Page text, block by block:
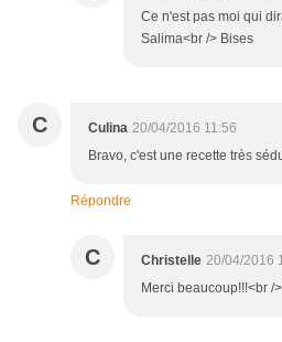
Ce n'est pas moi qui
Salima<br /> Bises
C Culina 20/04/2016 11:56
Bravo, c'est une recette très
Répondre
C Christelle 20/04/2016
Merci beaucoup!!!<br /